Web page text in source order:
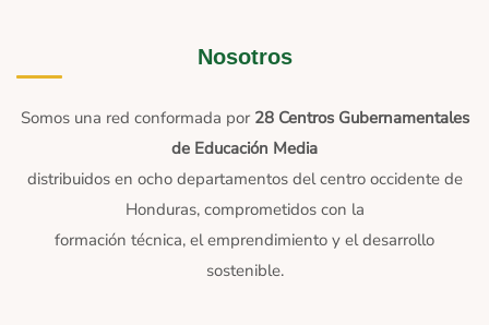
Nosotros
Somos una red conformada por 28 Centros Gubernamentales
de Educación Media
distribuidos en ocho departamentos del centro occidente de
Honduras, comprometidos con la
formación técnica, el emprendimiento y el desarrollo
sostenible.